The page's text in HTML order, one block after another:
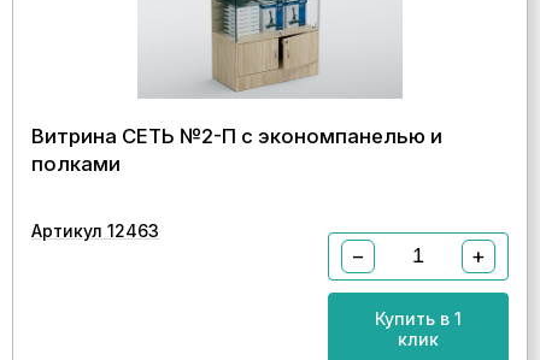
Витрина СЕТЬ №2-П с экономпанелью и
полками
Артикул 12463
− +
Купить в 1
клик